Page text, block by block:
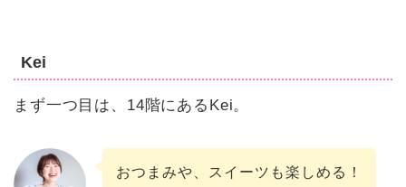
Kei
まず一つ目は、14階にあるKei。
おつまみや、スイーツも楽しめる！